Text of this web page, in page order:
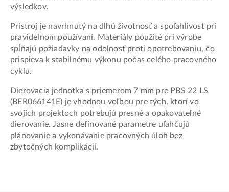
výsledkov.
Prístroj je navrhnutý na dlhú životnosť a spoľahlivosť pri
pravidelnom používaní. Materiály použité pri výrobe
spĺňajú požiadavky na odolnosť proti opotrebovaniu, čo
prispieva k stabilnému výkonu počas celého pracovného
cyklu.
Dierovacia jednotka s priemerom 7 mm pre PBS 22 LS
(BER066141E) je vhodnou voľbou pre tých, ktorí vo
svojich projektoch potrebujú presné a opakovateľné
dierovanie. Jasne definované parametre uľahčujú
plánovanie a vykonávanie pracovných úloh bez
zbytočných komplikácií.